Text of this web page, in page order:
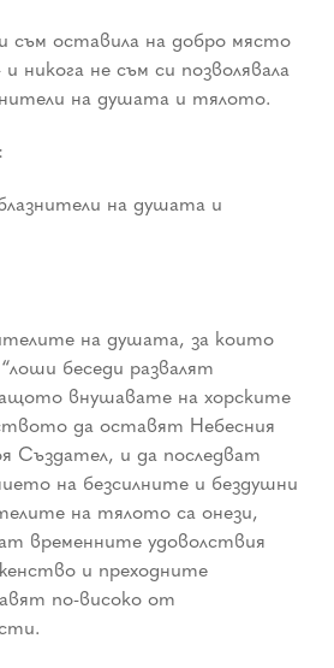
съм оставила на добро място
и никога не съм си позволявала
на душата и тялото.
на душата и
на душата, за които
беседи развалят
внушавате на хорските
да оставят Небесния
Създател, и да последват
на безсилните и бездушни
на тялото са онези,
временните удоволствия
и преходните
по-високо от